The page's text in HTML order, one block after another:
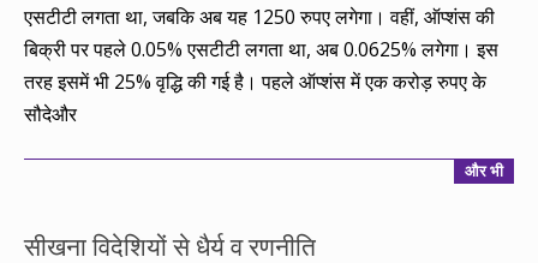
एसटीटी लगता था, जबकि अब यह 1250 रुपए लगेगा। वहीं, ऑप्शंस की
बिक्री पर पहले 0.05% एसटीटी लगता था, अब 0.0625% लगेगा। इस
तरह इसमें भी 25% वृद्धि की गई है। पहले ऑप्शंस में एक करोड़ रुपए के
सौदेऔर
और भी
सीखना विदेशियों से धैर्य व रणनीति